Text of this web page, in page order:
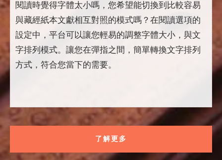
閱讀時覺得字體太小嗎，您希望能切換到比較容易
與藏經紙本文獻相互對照的模式嗎？在閱讀選項的
設定中，平台可以讓您輕易的調整字體大小，與文
字排列模式。讓您在彈指之間，簡單轉換文字排列
方式，符合您當下的需要。
了解更多